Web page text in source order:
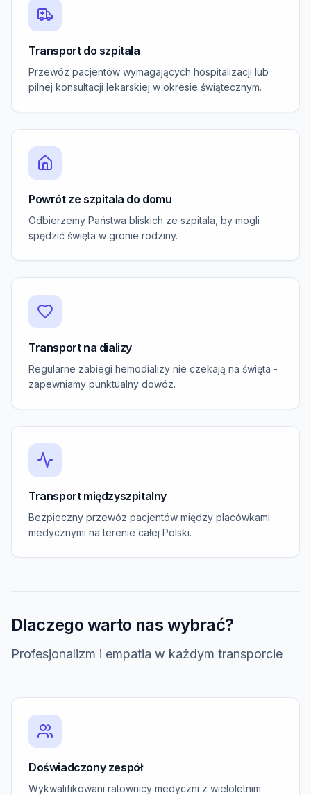
Transport do szpitala
Przewóz pacjentów wymagających hospitalizacji lub
pilnej konsultacji lekarskiej w okresie świątecznym.
Powrót ze szpitala do domu
Odbierzemy Państwa bliskich ze szpitala, by mogli
spędzić święta w gronie rodziny.
Transport na dializy
Regularne zabiegi hemodializy nie czekają na święta -
zapewniamy punktualny dowóz.
Transport międzyszpitalny
Bezpieczny przewóz pacjentów między placówkami
medycznymi na terenie całej Polski.
Dlaczego warto nas wybrać?
Profesjonalizm i empatia w każdym transporcie
Doświadczony zespół
Wykwalifikowani ratownicy medyczni z wieloletnim